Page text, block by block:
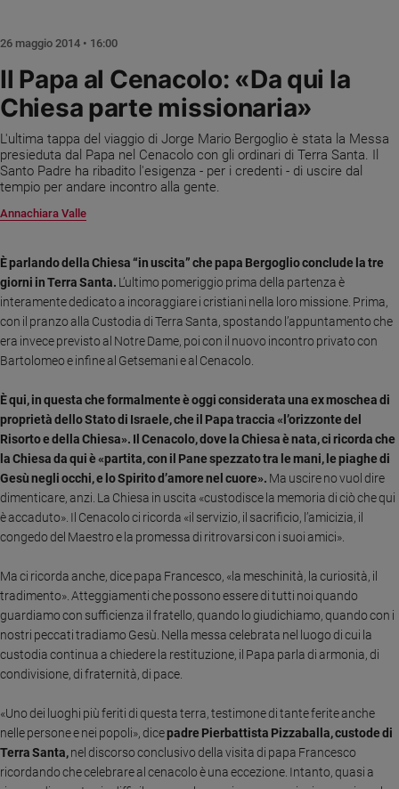
Fede
spiritualità
Devozione
e
fede
Parola
Società
e
Ambiente
e
Creato
Volontariato
Diritti
Aziende
di
Caso
della
settimana
Migranti
Diversità
e
Costume
Cultura
e
Il Papa al Cenacolo: «Da qui la
Chiesa parte missionaria»
L'ultima tappa del viaggio di Jorge Mario Bergoglio è stata la Messa
presieduta dal Papa nel Cenacolo con gli ordinari di Terra Santa. Il
Santo Padre ha ribadito l'esigenza - per i credenti - di uscire dal
tempio per andare incontro alla gente.
Annachiara Valle
26 maggio 2014 • 16:00
È parlando della Chiesa “in uscita” che papa Bergoglio conclude la tre
giorni in Terra Santa. L’ultimo pomeriggio prima della partenza è
interamente dedicato a incoraggiare i cristiani nella loro missione. Prima,
con il pranzo alla Custodia di Terra Santa, spostando l’appuntamento che
era invece previsto al Notre Dame, poi con il nuovo incontro privato con
Bartolomeo e infine al Getsemani e al Cenacolo.
È qui, in questa che formalmente è oggi considerata una ex moschea di
proprietà dello Stato di Israele, che il Papa traccia «l’orizzonte del
Risorto e della Chiesa». Il Cenacolo, dove la Chiesa è nata, ci ricorda che
la Chiesa da qui è «partita, con il Pane spezzato tra le mani, le piaghe di
Gesù negli occhi, e lo Spirito d’amore nel cuore». Ma uscire no vuol dire
dimenticare, anzi. La Chiesa in uscita «custodisce la memoria di ciò che qui
è accaduto». Il Cenacolo ci ricorda «il servizio, il sacrificio, l’amicizia, il
congedo del Maestro e la promessa di ritrovarsi con i suoi amici».
Ma ci ricorda anche, dice papa Francesco, «la meschinità, la curiosità, il
tradimento». Atteggiamenti che possono essere di tutti noi quando
guardiamo con sufficienza il fratello, quando lo giudichiamo, quando con i
nostri peccati tradiamo Gesù. Nella messa celebrata nel luogo di cui la
custodia continua a chiedere la restituzione, il Papa parla di armonia, di
condivisione, di fraternità, di pace.
«Uno dei luoghi più feriti di questa terra, testimone di tante ferite anche
nelle persone e nei popoli», dicepadre Pierbattista Pizzaballa, custode di
Terra Santa,nel discorso conclusivo della visita di papa Francesco
ricordando che celebrare al cenacolo è una eccezione. Intanto, quasi a